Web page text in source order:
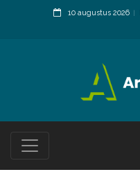
10 augustus 2026